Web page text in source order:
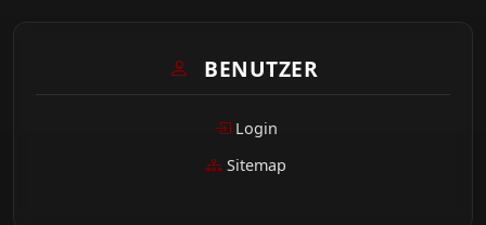
BENUTZER
Login
Sitemap